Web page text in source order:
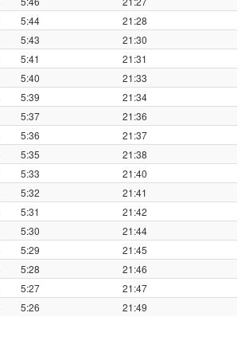
5:44
21:28
5:43
21:30
5:41
21:31
5:40
21:33
5:39
21:34
5:37
21:36
5:36
21:37
5:35
21:38
5:33
21:40
5:32
21:41
5:31
21:42
5:30
21:44
5:29
21:45
5:28
21:46
5:27
21:47
5:26 21:49